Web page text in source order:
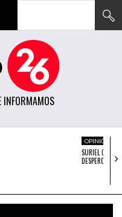
INFORMAMOS
OPINIÓN
SURIEL